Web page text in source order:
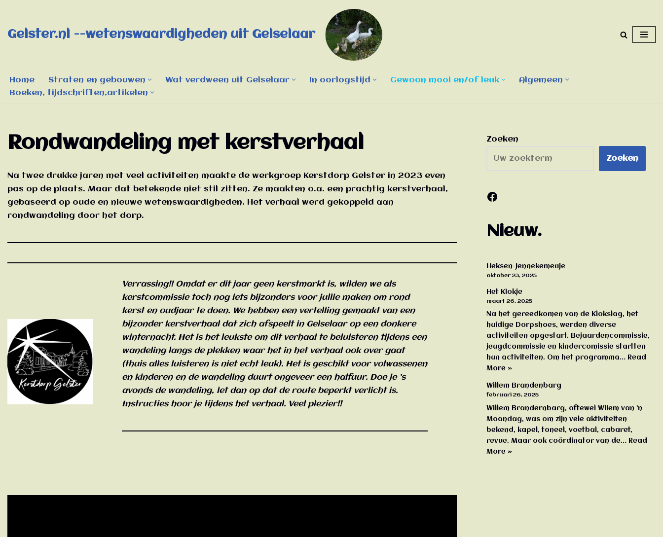
Ga
naar
Gelster.nl --wetenswaardigheden uit Gelselaar
Home Straten en gebouwen Wat verdween uit Gelselaar In oorlogstijd Gewoon mooi en/of leuk
Algemeen
Boeken, tijdschriften,artikelen
Rondwandeling met kerstverhaal
Na twee drukke jaren met veel activiteiten maakte de werkgroep Kerstdorp Gelster in 2023 even
pas op de plaats. Maar dat betekende niet stil zitten. Ze maakten o.a. een prachtig kerstverhaal,
gebaseerd op oude en nieuwe wetenswaardigheden. Het verhaal werd gekoppeld aan
rondwandeling door het dorp.
Verrassing!! Omdat er dit jaar geen kerstmarkt is, wilden we als
kerstcommissie toch nog iets bijzonders voor jullie maken om rond
kerst en oudjaar te doen. We hebben een vertelling gemaakt van een
bijzonder kerstverhaal dat zich afspeelt in Gelselaar op een donkere
winternacht. Het is het leukste om dit verhaal te beluisteren tijdens een
wandeling langs de plekken waar het in het verhaal ook over gaat
(thuis alles luisteren is niet echt leuk). Het is geschikt voor volwassenen
en kinderen en de wandeling duurt ongeveer een halfuur. Doe je ’s
avonds de wandeling, let dan op dat de route beperkt verlicht is.
Instructies hoor je tijdens het verhaal. Veel plezier!!
Zoeken
Zoeken
Nieuw.
Heksen-Jennekemeuje
oktober 23, 2025
Het Klokje
maart 26, 2025
Na het gereedkomen van de Klokslag, het
huidige Dorpshoes, werden diverse
activiteiten opgestart. Bejaardencommissie,
jeugdcommissie en kindercomissie startten
hun activiteiten. Om het programma… Read
More »
Willem Brandenbarg
februari 26, 2025
Willem Brandernbarg, oftewel Wilem van ’n
Moandag, was om zijn vele aktiviteiten
bekend, kapel, toneel, voetbal, cabaret,
revue. Maar ook coördinator van de… Read
More »